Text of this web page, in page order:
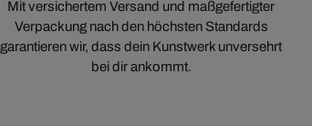
Mit versichertem Versand und maßgefertigter
Verpackung nach den höchsten Standards
garantieren wir, dass dein Kunstwerk unversehrt
bei dir ankommt.